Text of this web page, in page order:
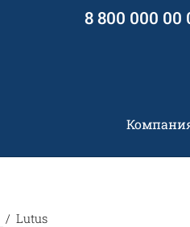
8 800 000 00
Lutus